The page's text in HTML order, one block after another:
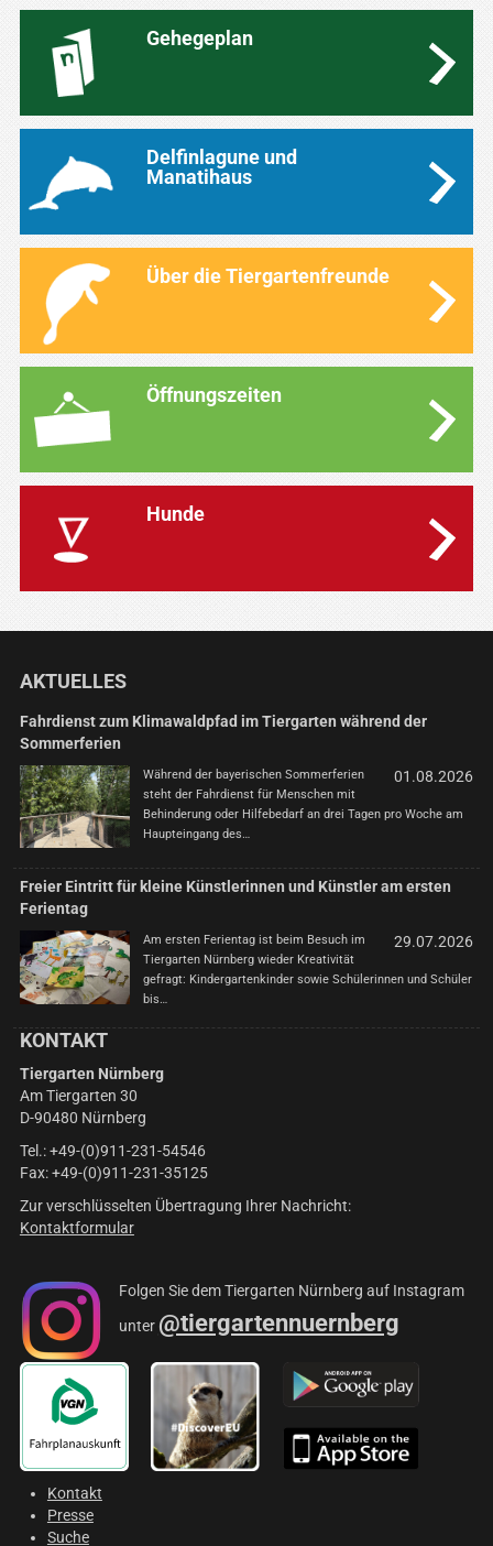
Gehegeplan
Delfinlagune und
Manatihaus
Über die Tiergartenfreunde
Öffnungszeiten
Hunde
AKTUELLES
Fahrdienst zum Klimawaldpfad im Tiergarten während der
Sommerferien
01.08.2026
Während der bayerischen Sommerferien
steht der Fahrdienst für Menschen mit
Behinderung oder Hilfebedarf an drei Tagen pro Woche am
Haupteingang des…
Freier Eintritt für kleine Künstlerinnen und Künstler am ersten
Ferientag
29.07.2026
Am ersten Ferientag ist beim Besuch im
Tiergarten Nürnberg wieder Kreativität
gefragt: Kindergartenkinder sowie Schülerinnen und Schüler
bis…
KONTAKT
Tiergarten Nürnberg
Am Tiergarten 30
D-90480 Nürnberg
Tel.: +49-(0)911-231-54546
Fax: +49-(0)911-231-35125
Zur verschlüsselten Übertragung Ihrer Nachricht:
Kontaktformular
Folgen Sie dem Tiergarten Nürnberg auf Instagram
unter @tiergartennuernberg
Kontakt
Presse
Suche